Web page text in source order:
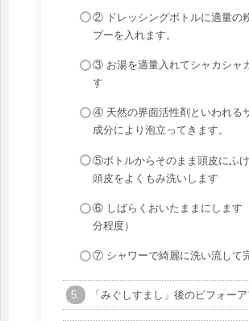
② ドレッシングボトルに適量の
プーを入れます。
③ お湯を適量入れてシャカシャ
す
④ 天然の界面活性剤といわれる
成分により泡立ってきます。
⑤ボトルからそのまま頭皮にふ
頭皮をよくもみ洗いします
⑥ しばらくおいたままにします
分程度）
⑦ シャワーで綺麗に洗い流して
「みぐしすまし」後のビフォー